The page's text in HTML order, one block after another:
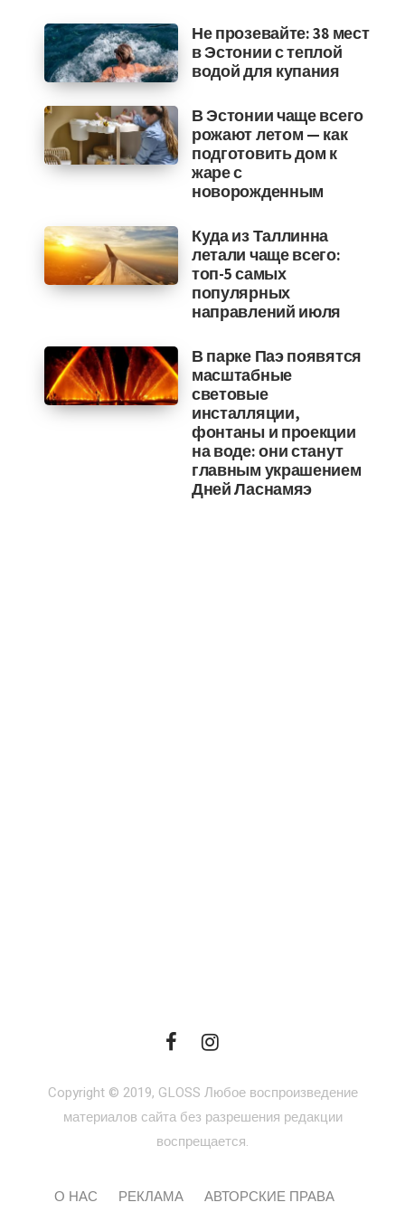
Не прозевайте: 38 мест
в Эстонии с теплой
водой для купания
В Эстонии чаще всего
рожают летом — как
подготовить дом к
жаре с
новорожденным
Куда из Таллинна
летали чаще всего:
топ-5 самых
популярных
направлений июля
В парке Паэ появятся
масштабные
световые
инсталляции,
фонтаны и проекции
на воде: они станут
главным украшением
Дней Ласнамяэ
Copyright © 2019, GLOSS Любое воспроизведение
материалов сайта без разрешения редакции
воспрещается.
О НАС РЕКЛАМА АВТОРСКИЕ ПРАВА